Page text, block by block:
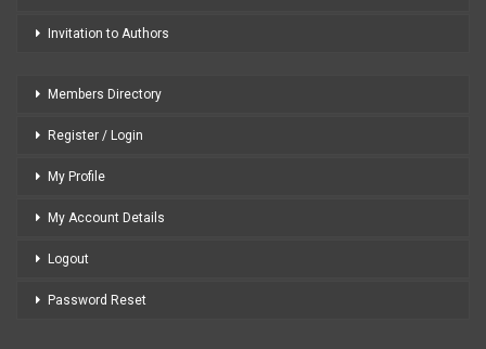
Invitation to Authors
Members Directory
Register / Login
My Profile
My Account Details
Logout
Password Reset